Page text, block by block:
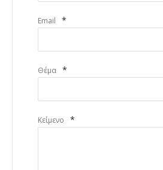
Email *
Θέμα *
Κείμενο *